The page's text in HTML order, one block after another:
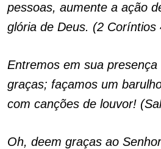
pessoas, aumente a ação
glória de Deus. (2 Coríntios
Entremos em sua
graças; façamos um
com canções de louvor!
Oh, deem graças ao